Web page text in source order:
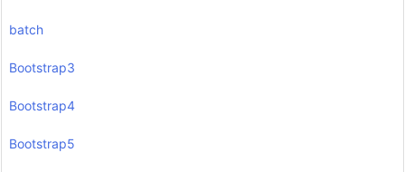
batch
Bootstrap3
Bootstrap4
Bootstrap5